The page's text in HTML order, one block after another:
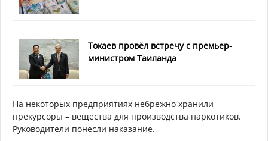
Токаев провёл встречу с премьер-
министром Таиланда
На некоторых предприятиях небрежно хранили
прекурсоры – вещества для производства наркотиков.
Руководители понесли наказание.